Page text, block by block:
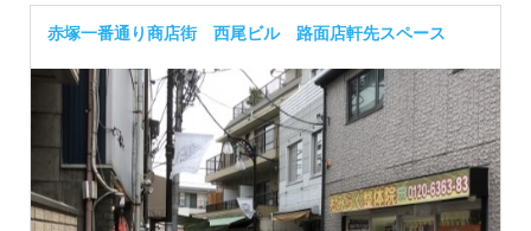
赤塚一番通り商店街 西尾ビル 路面店軒先スペース